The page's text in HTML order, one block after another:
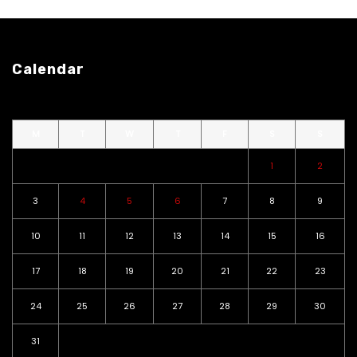
Calendar
1 2
3 4 5 6 7 8 9
10 11 12 13 14 15 16
17 18 19 20 21 22 23
24 25 26 27 28 29 30
31